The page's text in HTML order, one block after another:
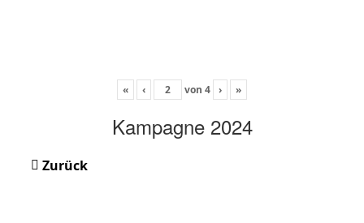
« ‹ von 4 › »
Kampagne 2024
Zurück